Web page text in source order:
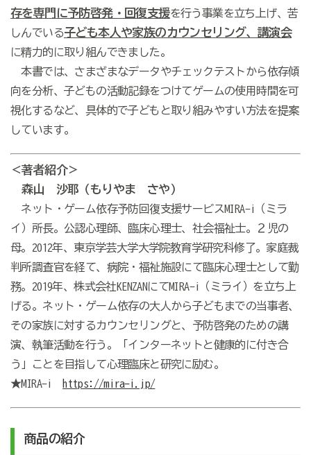
存を専門に予防啓発・回復支援を行う事業を立ち上げ、苦
しんでいる子ども本人や家族のカウンセリング、講演会
に精力的に取り組んできました。
本書では、さまざまなデータやチェックテストから依存傾
向を分析、子どもの活動記録をつけてゲームの使用時間を可
視化するなど、具体的で子どもと取り組みやすい方法を提案
しています。
＜著者紹介＞
森山 沙耶（もりやま さや）
ネット・ゲーム依存予防回復支援サービスMIRA-i（ミラ
イ）所長。公認心理師、臨床心理士、社会福祉士。２児の
母。2012年、東京学芸大学大学院教育学研究科修了。家庭裁
判所調査官を経て、病院・福祉施設にて臨床心理士として勤
務。2019年、株式会社KENZANにてMIRA-i（ミライ）を立ち上
げる。ネット・ゲーム依存の大人から子どもまでの当事者、
その家族に対するカウンセリングと、予防啓発のための講
演、執筆活動を行う。「インターネットと健康的に付き合
う」ことを目指して心理臨床と研究に励む。
★MIRA-i
https://mira-i.jp/
商品の紹介